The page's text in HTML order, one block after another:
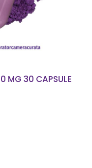
MG 30 CAPSULE